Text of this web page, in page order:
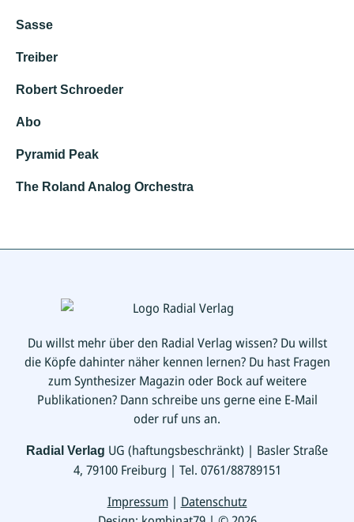
Sasse
Treiber
Robert Schroeder
Abo
Pyramid Peak
The Roland Analog Orchestra
Du willst mehr über den Radial Verlag wissen? Du willst
die Köpfe dahinter näher kennen lernen? Du hast Fragen
zum Synthesizer Magazin oder Bock auf weitere
Publikationen? Dann schreibe uns gerne eine E-Mail
oder ruf uns an.
Radial Verlag UG (haftungsbeschränkt) | Basler Straße
4, 79100 Freiburg | Tel. 0761/88789151
Impressum| Datenschutz